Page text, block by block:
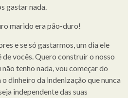
gastar nada.
marido era pão-duro!
e se só gastarmos, um dia ele
de vocês. Quero construir o nosso
tenho nada, vou começar do
dinheiro da indenização que nunca
independente das suas